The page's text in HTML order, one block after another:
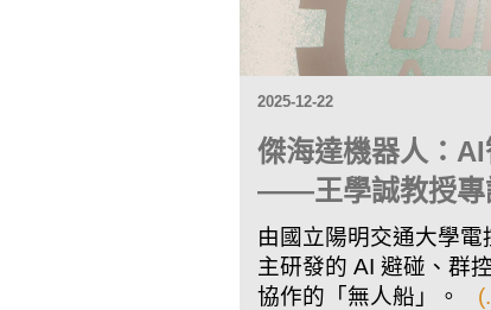
2025-12-22
傑海達機器人：
——王學誠教授專
由國立陽明交通大學
主研發的 AI 避碰、群
協作的「無人船」。